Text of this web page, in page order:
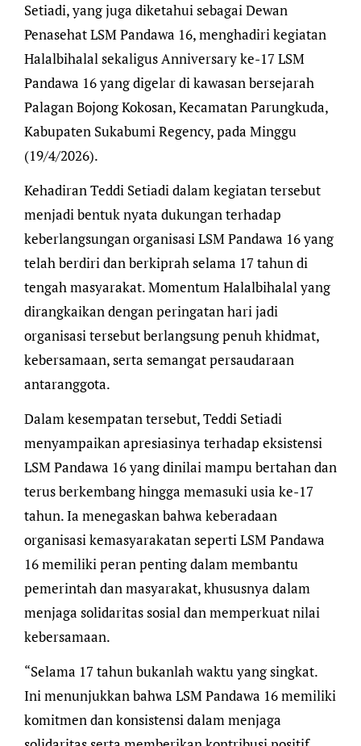
Setiadi, yang juga diketahui sebagai Dewan
Penasehat LSM Pandawa 16, menghadiri kegiatan
Halalbihalal sekaligus Anniversary ke-17 LSM
Pandawa 16 yang digelar di kawasan bersejarah
Palagan Bojong Kokosan, Kecamatan Parungkuda,
Kabupaten Sukabumi Regency, pada Minggu
(19/4/2026).
Kehadiran Teddi Setiadi dalam kegiatan tersebut
menjadi bentuk nyata dukungan terhadap
keberlangsungan organisasi LSM Pandawa 16 yang
telah berdiri dan berkiprah selama 17 tahun di
tengah masyarakat. Momentum Halalbihalal yang
dirangkaikan dengan peringatan hari jadi
organisasi tersebut berlangsung penuh khidmat,
kebersamaan, serta semangat persaudaraan
antaranggota.
Dalam kesempatan tersebut, Teddi Setiadi
menyampaikan apresiasinya terhadap eksistensi
LSM Pandawa 16 yang dinilai mampu bertahan dan
terus berkembang hingga memasuki usia ke-17
tahun. Ia menegaskan bahwa keberadaan
organisasi kemasyarakatan seperti LSM Pandawa
16 memiliki peran penting dalam membantu
pemerintah dan masyarakat, khususnya dalam
menjaga solidaritas sosial dan memperkuat nilai
kebersamaan.
“Selama 17 tahun bukanlah waktu yang singkat.
Ini menunjukkan bahwa LSM Pandawa 16 memiliki
komitmen dan konsistensi dalam menjaga